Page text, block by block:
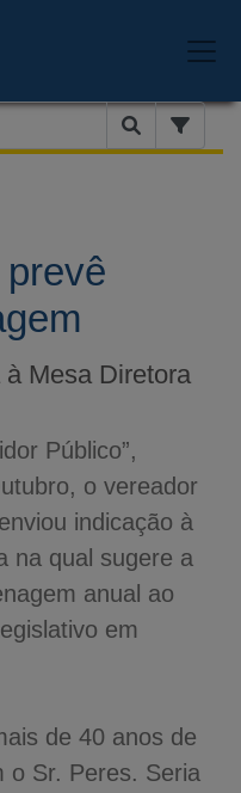
Mesa Diretora
Público”,
o vereador
indicação à
na qual sugere a
anual ao
em
de 40 anos de
o Sr. Peres. Seria